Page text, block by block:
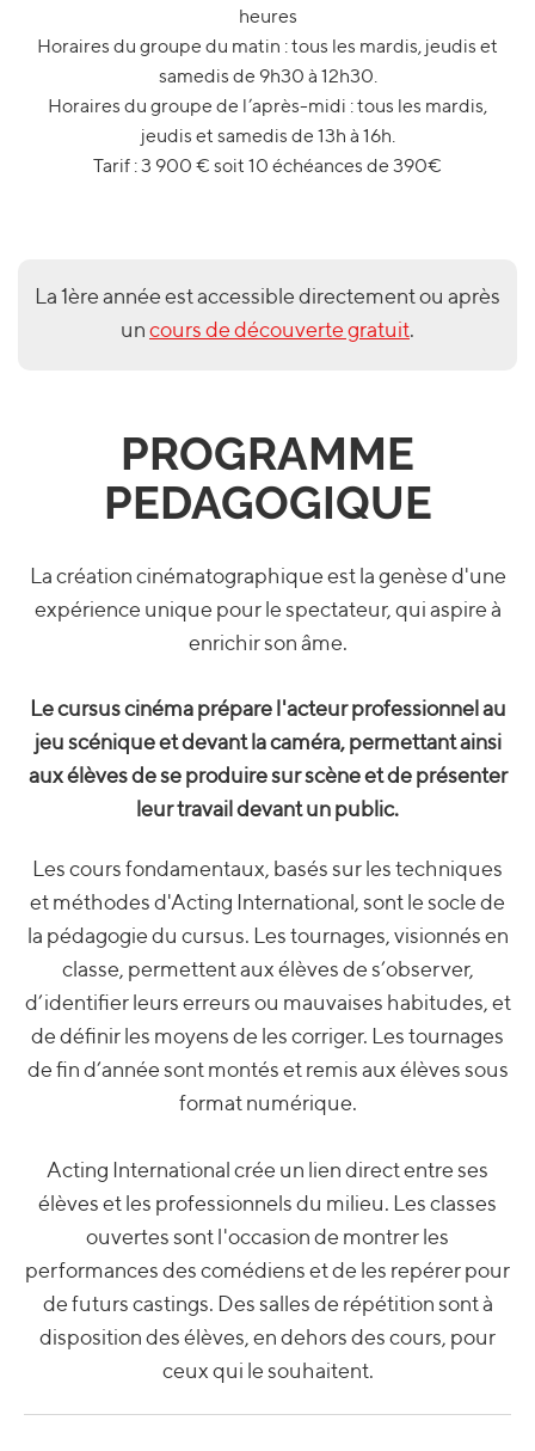
heures
Horaires du groupe du matin : tous les mardis, jeudis et
samedis de 9h30 à 12h30.
Horaires du groupe de l’après-midi : tous les mardis,
jeudis et samedis de 13h à 16h.
Tarif : 3 900 € soit 10 échéances de 390€
La 1ère année est accessible directement ou après
uncours de découverte gratuit.
PROGRAMME
PEDAGOGIQUE
La création cinématographique est la genèse d'une
expérience unique pour le spectateur, qui aspire à
enrichir son âme.
Le cursus cinéma prépare l'acteur professionnel au
jeu scénique et devant la caméra, permettant ainsi
aux élèves de se produire sur scène et de présenter
leur travail devant un public.
Les cours fondamentaux, basés sur les techniques
et méthodes d'Acting International, sont le socle de
la pédagogie du cursus. Les tournages, visionnés en
classe, permettent aux élèves de s’observer,
d’identifier leurs erreurs ou mauvaises habitudes, et
de définir les moyens de les corriger. Les tournages
de fin d’année sont montés et remis aux élèves sous
format numérique.
Acting International crée un lien direct entre ses
élèves et les professionnels du milieu. Les classes
ouvertes sont l'occasion de montrer les
performances des comédiens et de les repérer pour
de futurs castings. Des salles de répétition sont à
disposition des élèves, en dehors des cours, pour
ceux qui le souhaitent.